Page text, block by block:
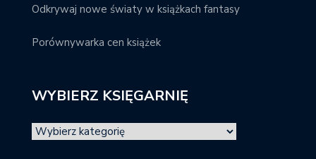
Odkrywaj nowe światy w książkach fantasy
Porównywarka cen książek
WYBIERZ KSIĘGARNIĘ